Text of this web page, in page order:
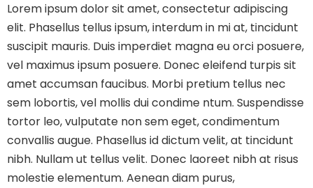
Lorem ipsum dolor sit amet, consectetur adipiscing
elit. Phasellus tellus ipsum, interdum in mi at, tincidunt
suscipit mauris. Duis imperdiet magna eu orci posuere,
vel maximus ipsum posuere. Donec eleifend turpis sit
amet accumsan faucibus. Morbi pretium tellus nec
sem lobortis, vel mollis dui condime ntum. Suspendisse
tortor leo, vulputate non sem eget, condimentum
convallis augue. Phasellus id dictum velit, at tincidunt
nibh. Nullam ut tellus velit. Donec laoreet nibh at risus
molestie elementum. Aenean diam purus,